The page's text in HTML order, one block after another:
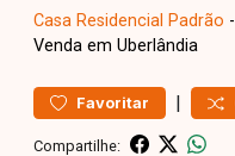
Casa Residencial Padrão -
Venda em Uberlândia
Favoritar |
Compartilhe: